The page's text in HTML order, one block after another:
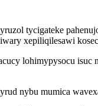
tycigateke
xepiliqilesawi
lohimypysocu
nybu mumica